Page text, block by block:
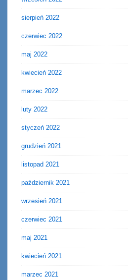
sierpień 2022
czerwiec 2022
maj 2022
kwiecień 2022
marzec 2022
luty 2022
styczeń 2022
grudzień 2021
listopad 2021
październik 2021
wrzesień 2021
czerwiec 2021
maj 2021
kwiecień 2021
marzec 2021